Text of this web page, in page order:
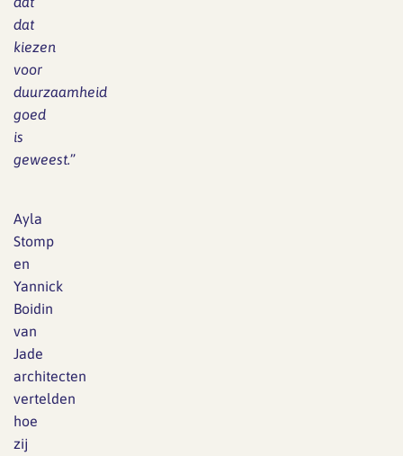
dat
kiezen
voor
duurzaamheid
goed
is
geweest.”
Ayla
Stomp
en
Yannick
Boidin
van
Jade
architecten
vertelden
hoe
zij